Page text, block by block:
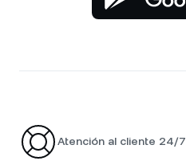
Atención al cliente 24/7